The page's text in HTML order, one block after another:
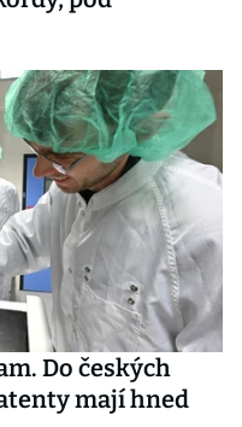
Do českých
mají hned